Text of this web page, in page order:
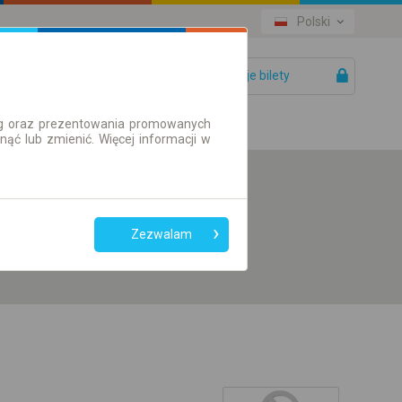
Polski
Twoje bilety
przesiadek
Tylko bilet online
oraz prezentowania promowanych
lub zmienić. Więcej informacji w
Zezwalam